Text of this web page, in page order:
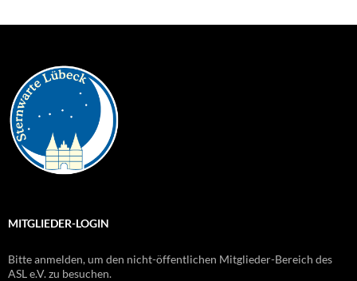
MITGLIEDER-LOGIN
Bitte anmelden, um den nicht-öffentlichen Mitglieder-Bereich des
ASL e.V. zu besuchen.